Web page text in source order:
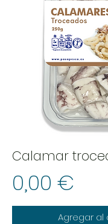
Calamar
Precio
0,00 €
Agregar al